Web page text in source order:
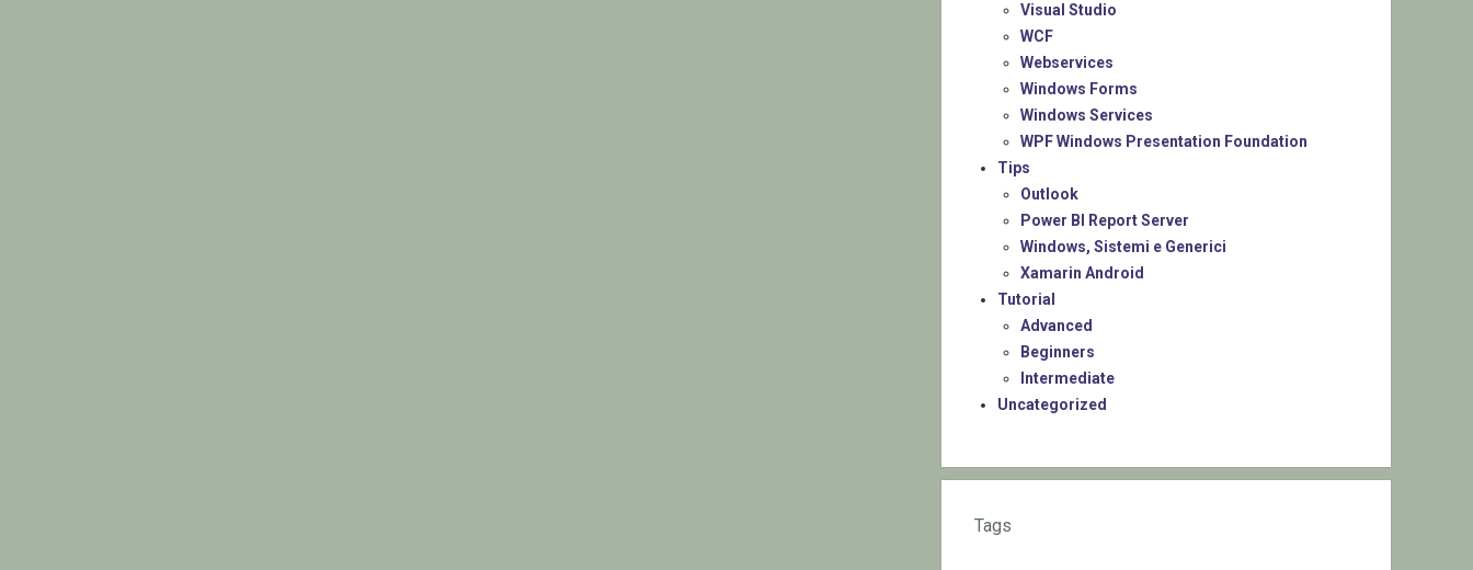
Visual Studio
WCF
Webservices
Windows Forms
Windows Services
WPF Windows Presentation Foundation
Tips
Outlook
Power BI Report Server
Windows, Sistemi e Generici
Xamarin Android
Tutorial
Advanced
Beginners
Intermediate
Uncategorized
Tags